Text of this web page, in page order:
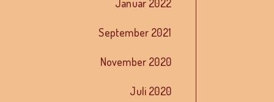
Januar 2022
September 2021
November 2020
Juli 2020